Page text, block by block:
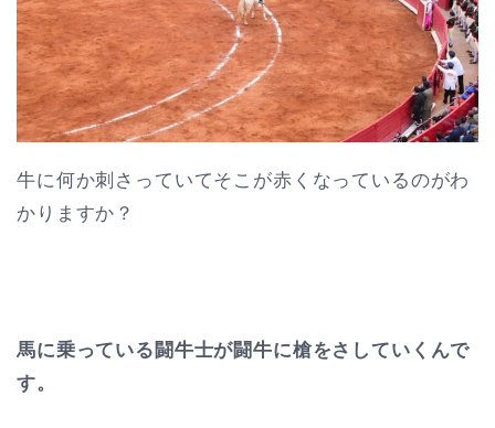
牛に何か刺さっていてそこが赤くなっているのがわ
かりますか？
馬に乗っている闘牛士が闘牛に槍をさしていくんで
す。